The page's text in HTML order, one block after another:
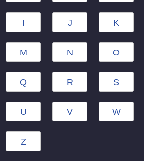
I J K
M N O
Q R S
U V W
Z